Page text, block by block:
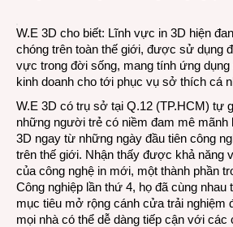
W.E 3D cho biết: Lĩnh vực in 3D hiện
chóng trên toàn thế giới, được sử dụng
vực trong đời sống, mang tính ứng
kinh doanh cho tới phục vụ sở thích cá
W.E 3D có trụ sở tại Q.12 (TP.HCM) tự
những người trẻ có niềm đam mê mãnh
3D ngay từ những ngày đầu tiên công
trên thế giới. Nhận thấy được khả năng
của công nghệ in mới, một thành phần
Công nghiệp lần thứ 4, họ đã cùng nhau
mục tiêu mở rộng cánh cửa trải nghiệm
mọi nhà có thể dễ dàng tiếp cận với các